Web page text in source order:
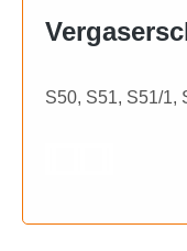
S50, S51, S51/1,